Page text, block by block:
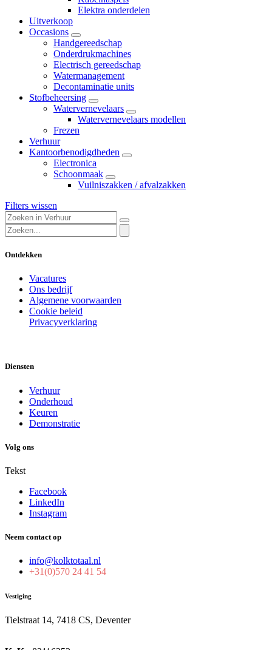
Elektra onderdelen
Uitverkoop
Occasions
Handgereedschap
Onderdrukmachines
Electrisch gereedschap
Watermanagement
Decontaminatie units
Stofbeheersing
Watervernevelaars
Watervernevelaars modellen
Frezen
Verhuur
Kantoorbenodigdheden
Electronica
Schoonmaak
Vuilniszakken / afvalzakken
Filters wissen
Ontdekken
Vacatures
Ons bedrijf
Algemene voorwaarden
Cookie beleid
Privacyverklaring
Diensten
Verhuur
Onderhoud
Keuren
Demonstratie
Volg ons
Tekst
Facebook
LinkedIn
Instagram
Neem contact op
info@kolktotaal.nl
+31(0)570 24 41 54
Vestiging
Tielstraat 14, 7418 CS, Deventer